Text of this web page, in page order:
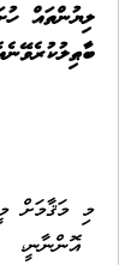
ލިޔުންތައް
މި މަޤާމަށް
އޮންނާނީ،